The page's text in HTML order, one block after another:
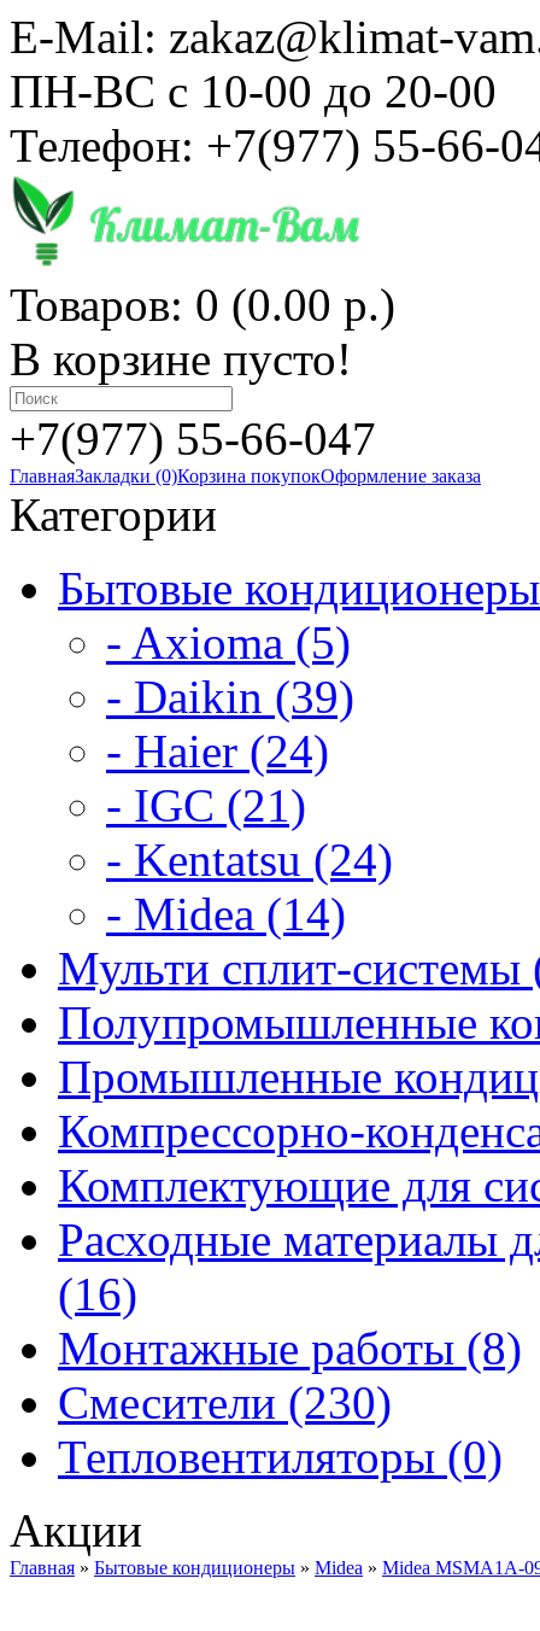
E-Mail: zakaz@klimat-
ПН-ВС с 10-00 до 20-00
Телефон: +7(977) 55-66-
Товаров: 0 (0.00 р.)
В корзине пусто!
+7(977) 55-66-047
ГлавнаяЗакладки (0)Корзина покупокОформление заказа
Категории
Бытовые
- Axioma (5)
- Daikin (39)
- Haier (24)
- IGC (21)
- Kentatsu (24)
- Midea (14)
Мульти сплит-системы
Полупромышленные
Промышленные
Компрессорно-
Комплектующие для
Расходные материалы
(16)
Монтажные работы (8)
Смесители (230)
Тепловентиляторы (0)
Акции
Главная » Бытовые кондиционеры » Midea » Midea MSMA1A-